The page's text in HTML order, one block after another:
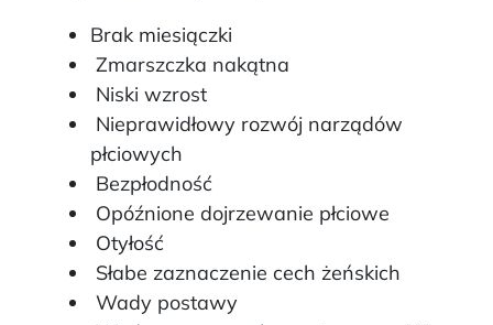
Brak miesiączki
Zmarszczka nakątna
Niski wzrost
Nieprawidłowy rozwój narządów
płciowych
Bezpłodność
Opóźnione dojrzewanie płciowe
Otyłość
Słabe zaznaczenie cech żeńskich
Wady postawy